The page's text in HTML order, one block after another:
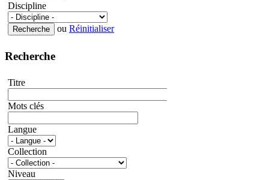
Discipline
ou Réinitialiser
Recherche
Titre
Mots clés
Langue
Collection
Niveau